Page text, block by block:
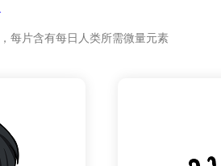
每片含有每日人类所需微量元素